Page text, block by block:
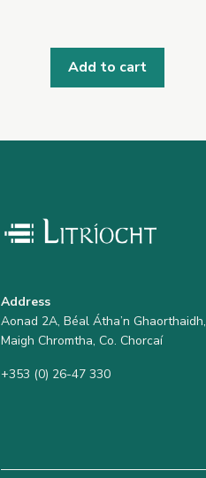
Add to cart
Address
Aonad 2A, Béal Átha’n Ghaorthaidh,
Maigh Chromtha, Co. Chorcaí
+353 (0) 26-47 330